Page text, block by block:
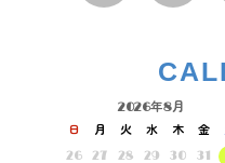
2026年8月
日 月 火 水 木 金
26
27 28 29 30 31